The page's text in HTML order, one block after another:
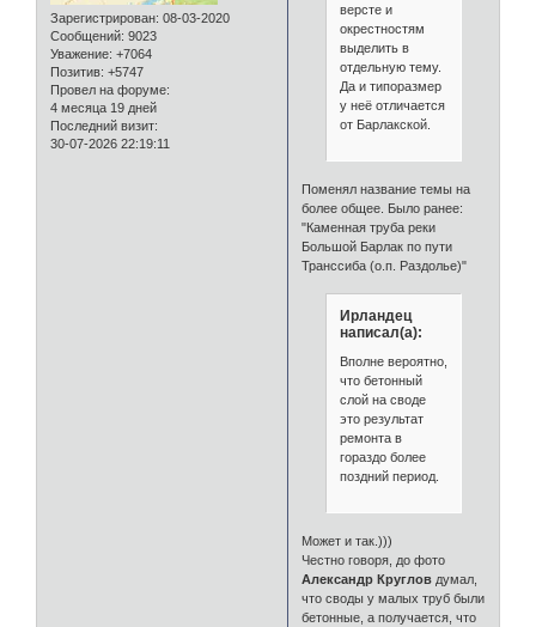
Зарегистрирован: 08-03-2020
Сообщений: 9023
Уважение: +7064
Позитив: +5747
Провел на форуме:
4 месяца 19 дней
Последний визит:
30-07-2026 22:19:11
версте и
окрестностям
выделить в
отдельную тему.
Да и типоразмер
у неё отличается
от Барлакской.
Поменял название темы на
более общее. Было ранее:
"Каменная труба реки
Большой Барлак по пути
Транссиба (о.п. Раздолье)"
Ирландец
написал(а):
Вполне вероятно,
что бетонный
слой на своде
это результат
ремонта в
гораздо более
поздний период.
Может и так.)))
Честно говоря, до фото
Александр Круглов думал,
что своды у малых труб были
бетонные, а получается, что